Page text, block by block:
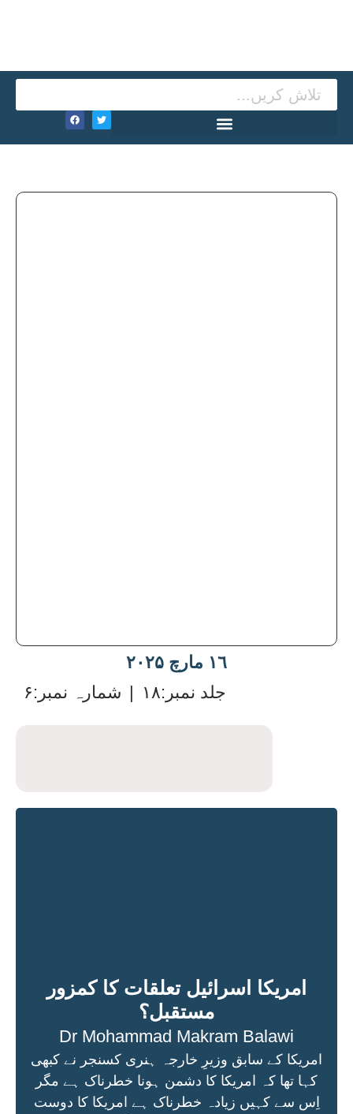
امریکا اسرائیل تعلقات کا کمزور
مستقبل؟
Dr Mohammad Makram Balawi
امریکا کے سابق وزیرِ خارجہ ہنری کسنجر نے کبھی
کہا تھا کہ امریکا کا دشمن ہونا خطرناک ہے مگر
اِس سے کہیں زیادہ خطرناک ہے امریکا کا دوست
١٦ مارچ ۲۰۲۵
۶ :شمارہ نمبر | ۱۸ :جلد نمبر